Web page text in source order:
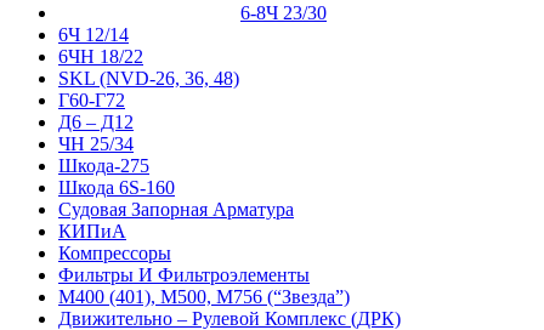
6-8Ч 23/30
6Ч 12/14
6ЧН 18/22
SKL (NVD-26, 36, 48)
Г60-Г72
Д6 – Д12
ЧН 25/34
Шкода-275
Шкода 6S-160
Судовая Запорная Арматура
КИПиА
Компрессоры
Фильтры И Фильтроэлементы
М400 (401), М500, М756 (“Звезда”)
Движительно – Рулевой Комплекс (ДРК)